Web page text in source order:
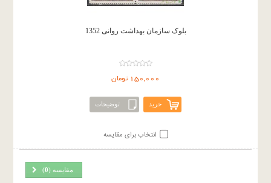
بلوک سازمان بهداشت روانی 1352
150,000 تومان
خرید توضیحات
انتخاب برای مقایسه
مقایسه (0
)